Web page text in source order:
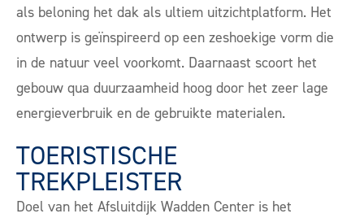
als beloning het dak als ultiem uitzichtplatform. Het
ontwerp is geïnspireerd op een zeshoekige vorm die
in de natuur veel voorkomt. Daarnaast scoort het
gebouw qua duurzaamheid hoog door het zeer lage
energieverbruik en de gebruikte materialen.
TOERISTISCHE
TREKPLEISTER
Doel van het Afsluitdijk Wadden Center is het